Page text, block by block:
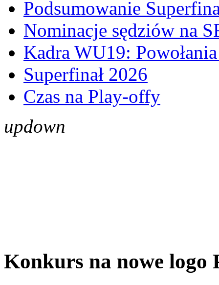
Podsumowanie
Nominacje sędziów na
Kadra WU19:
Superfinał 2026
Czas na Play-offy
updown
Konkurs na nowe logo